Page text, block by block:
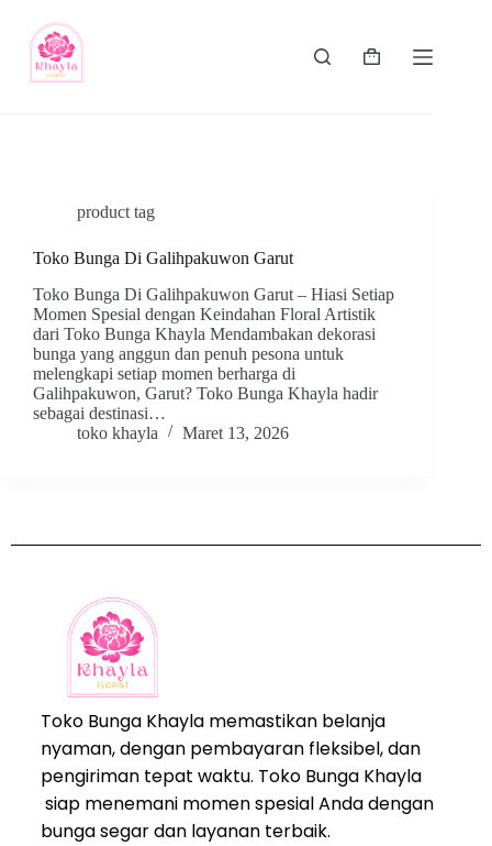
product tag
Toko Bunga Di Galihpakuwon Garut
Toko Bunga Di Galihpakuwon Garut – Hiasi Setiap
Momen Spesial dengan Keindahan Floral Artistik
dari Toko Bunga Khayla Mendambakan dekorasi
bunga yang anggun dan penuh pesona untuk
melengkapi setiap momen berharga di
Galihpakuwon, Garut? Toko Bunga Khayla hadir
sebagai destinasi…
toko khayla
Maret 13, 2026
Toko Bunga Khayla memastikan belanja
nyaman, dengan pembayaran fleksibel, dan
pengiriman tepat waktu. Toko Bunga Khayla
siap menemani momen spesial Anda dengan
bunga segar dan layanan terbaik.